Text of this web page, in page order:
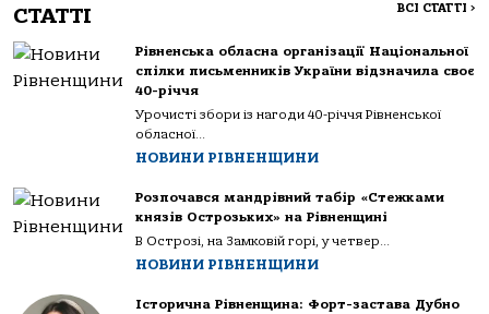
СТАТТІ ВСІ СТАТТІ >
Рівненська обласна організації Національної
спілки письменників України відзначила своє
40-річчя
Урочисті збори із нагоди 40-річчя Рівненської
обласної...
НОВИНИ РІВНЕНЩИНИ
Розпочався мандрівний табір «Стежками
князів Острозьких» на Рівненщині
В Острозі, на Замковій горі, у четвер...
НОВИНИ РІВНЕНЩИНИ
Історична Рівненщина: Форт-застава Дубно